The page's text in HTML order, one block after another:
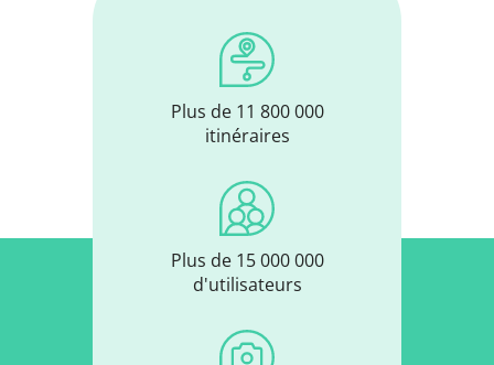
Plus de 11 800 000
itinéraires
Plus de 15 000 000
d'utilisateurs